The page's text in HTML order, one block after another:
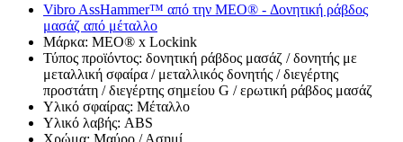
Vibro AssHammer™ από την MEO® - Δονητική ράβδος
μασάζ από μέταλλο
Μάρκα: MEO® x Lockink
Τύπος προϊόντος: δονητική ράβδος μασάζ / δονητής με
μεταλλική σφαίρα / μεταλλικός δονητής / διεγέρτης
προστάτη / διεγέρτης σημείου G / ερωτική ράβδος μασάζ
Υλικό σφαίρας: Μέταλλο
Υλικό λαβής: ABS
Χρώμα: Μαύρο / Ασημί